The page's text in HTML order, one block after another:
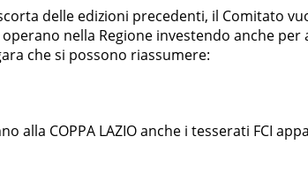
delle edizioni precedenti, il Comitato
nella Regione investendo anche
che si possono riassumere:
alla COPPA LAZIO anche i tesserati FCI